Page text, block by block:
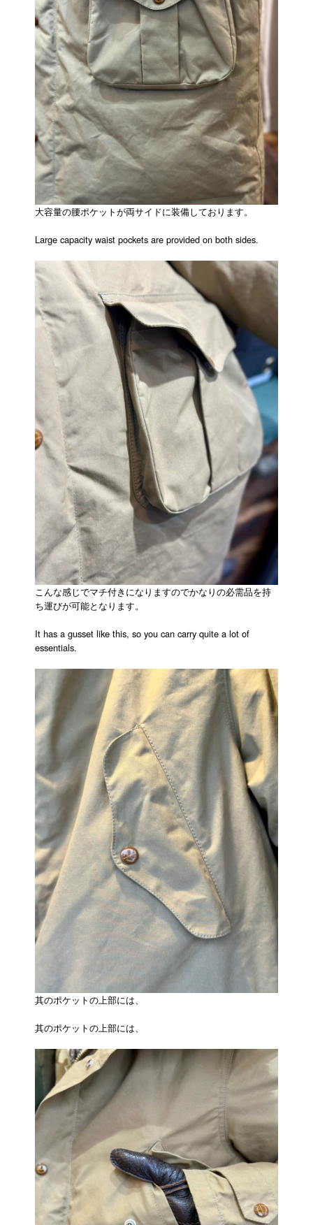
大容量の腰ポケットが両サイドに装備しております。
Large capacity waist pockets are provided on both sides.
こんな感じでマチ付きになりますのでかなりの必需品を持
ち運びが可能となります。
It has a gusset like this, so you can carry quite a lot of
essentials.
其のポケットの上部には、
其のポケットの上部には、